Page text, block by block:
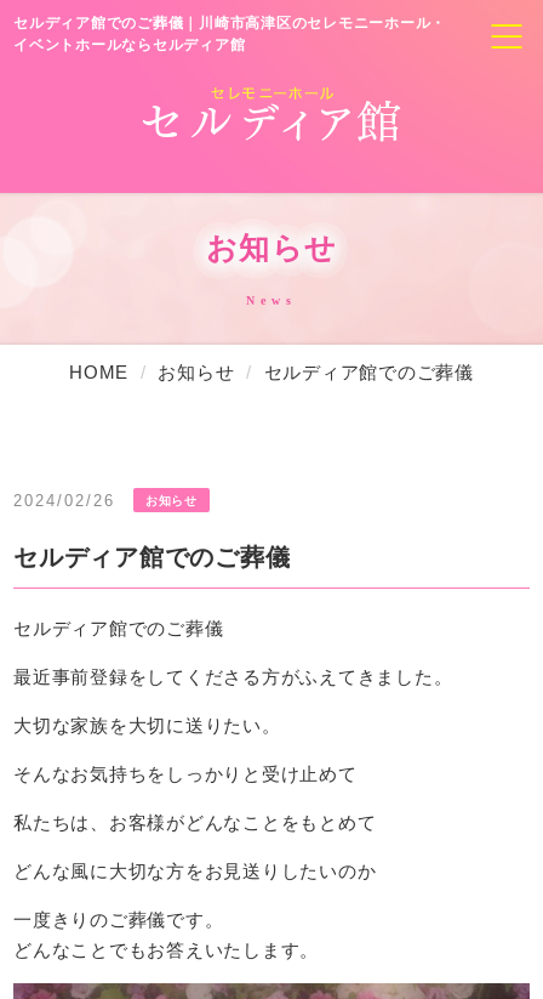
セルディア館でのご葬儀｜川崎市高津区のセレモニーホール・
イベントホールならセルディア館
セレモニーホール
動画撮影スタジオのご利用
貸会議室のご利用
ダンスレッスンのご利用
無料相談フォーム
無料見学フォーム
供花のご注文フォーム
お知らせ
News
HOME お知らせ セルディア館でのご葬儀
2024/02/26 お知らせ
セルディア館でのご葬儀
セルディア館でのご葬儀
最近事前登録をしてくださる方がふえてきました。
大切な家族を大切に送りたい。
そんなお気持ちをしっかりと受け止めて
私たちは、お客様がどんなことをもとめて
どんな風に大切な方をお見送りしたいのか
一度きりのご葬儀です。
どんなことでもお答えいたします。